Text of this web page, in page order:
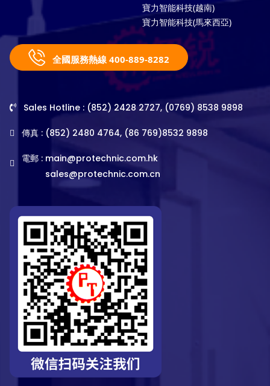
寶力智能科技(越南)
寶力智能科技(馬來西亞)
全國服務熱線 400-889-8282
Sales Hotline : (852) 2428 2727, (0769) 8538 9898
傳真 : (852) 2480 4764, (86 769)8532 9898
電郵 : main@protechnic.com.hk
sales@protechnic.com.cn